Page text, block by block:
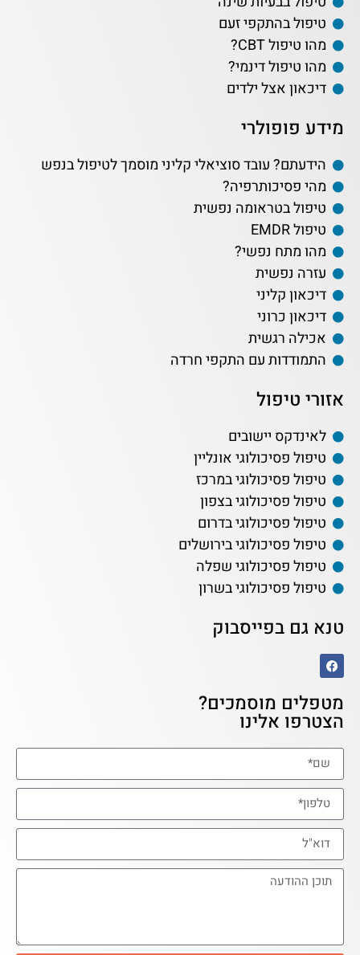
טיפול בהתקפי זעם
מהו טיפול CBT?
מהו טיפול דינמי?
דיכאון אצל ילדים
מידע פופולרי
הידעתם? עובד סוציאלי קליני מוסמך לטיפול בנפש
מהי פסיכותרפיה?
טיפול בטראומה נפשית
טיפול EMDR
מהו מתח נפשי?
עזרה נפשית
דיכאון קליני
דיכאון כרוני
אכילה רגשית
התמודדות עם התקפי חרדה
אזורי טיפול
לאינדקס יישובים
טיפול פסיכולוגי אונליין
טיפול פסיכולוגי במרכז
טיפול פסיכולוגי בצפון
טיפול פסיכולוגי בדרום
טיפול פסיכולוגי בירושלים
טיפול פסיכולוגי שפלה
טיפול פסיכולוגי בשרון
טנא גם בפייסבוק
מטפלים מוסמכים?
הצטרפו אלינו